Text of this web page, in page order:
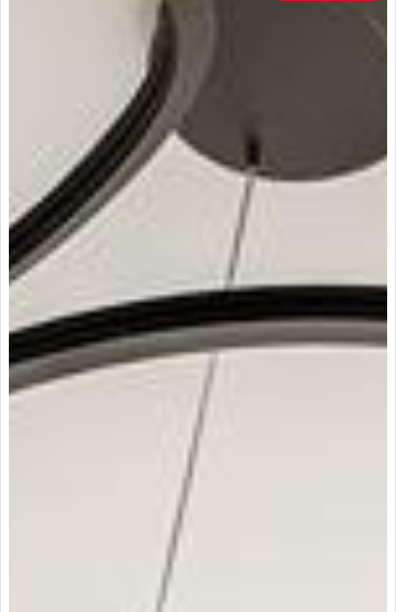
cuatro patas. también cuenta con armarios empotrados para
ofrecerte un espacio adicional de almacenamiento y un baño
auxiliar para mayor comodidad. la cocina es un área muy
importante en cualquier hogar, y en este apartamento
encontrarás una cocina integral con barra estilo americano
para que puedas preparar deliciosos platillos mientras
compartes con tu familia o amigos. además, cuenta con
calentador para que no tengas que preocuparte por el agua
caliente en los días fríos y clósets para que puedas tener todo
en orden y sin ocupar espacio en tus habitaciones. otra de las
ventajas de este apartamento es su doble ventana, lo que te
permitirá disfrutar de abundante luz natural y una mejor
ventilación en todo momento. también cuenta con servicios
básicos como agua, electricidad y gas domiciliario para tu
comodidad. en cuanto a su piso, encontrarás que está hecho
de cerámica y mármol, lo que le da un toque elegante y fácil de
mantener. en cuanto a las características externas, este
apartamento ofrece un acceso pavimentado para una fácil
entrada y salida, y una área social donde podrás compartir
con tus vecinos y amigos. además, cuenta con servicios y
comodidades exclusivos como ascensor, gimnasio, piscina y
una amplia zona de parqueadero para tus visitantes. esta
propiedad se encuentra en una ubicación estratégica, cerca
de la zona urbana, lo que te permitirá estar cerca de centros
comerciales, colegios/universidades y parques. también
cuenta con circuito cerrado de tv y vigilancia para tu
tranquilidad y seguridad, además de una portería/recepción
donde podrás recibir tus paquetes y visitas de manera
cómoda. si buscas un lugar para vivir con tus hijos, este
apartamento cuenta con una zona infantil y zonas deportivas
para que puedan divertirse y ejercitarse sin tener que salir del
complejo residencial. y si te gusta estar en contacto con la
naturaleza, encontrarás hermosas zonas verdes alrededor del